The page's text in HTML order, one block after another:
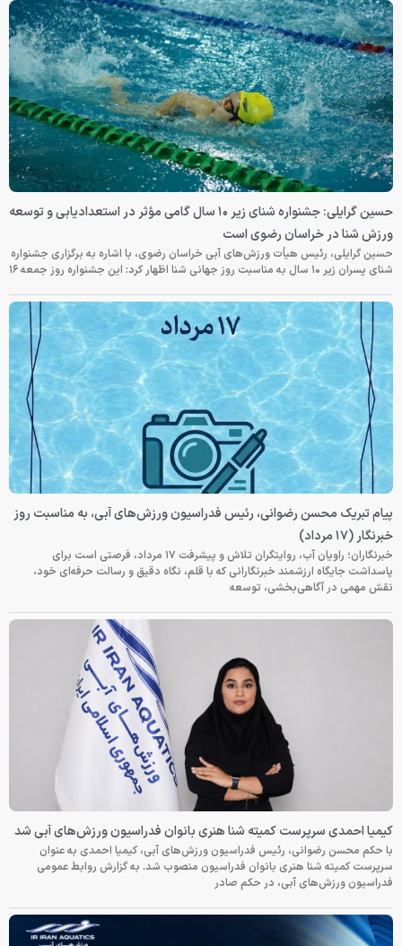
حسین گرایلی: جشنواره شنای زیر ۱۰ سال گامی مؤثر در استعدادیابی و توسعه
ورزش شنا در خراسان رضوی است
حسین گرایلی، رئیس هیأت ورزش‌های آبی خراسان رضوی، با اشاره به برگزاری جشنواره
شنای پسران زیر ۱۰ سال به مناسبت روز جهانی شنا اظهار کرد: این جشنواره روز جمعه‌ ۱۶
پیام تبریک محسن رضوانی، رئیس فدراسیون ورزش‌های آبی، به مناسبت روز
خبرنگار (۱۷ مرداد)
خبرنگاران؛ راویان آب، روایتگران تلاش و پیشرفت ۱۷ مرداد، فرصتی است برای
پاسداشت جایگاه ارزشمند خبرنگارانی که با قلم، نگاه دقیق و رسالت حرفه‌ای خود،
نقش مهمی در آگاهی‌بخشی، توسعه
کیمیا احمدی سرپرست کمیته شنا هنری بانوان فدراسیون ورزش‌های آبی شد
با حکم محسن رضوانی، رئیس فدراسیون ورزش‌های آبی، کیمیا احمدی به عنوان
سرپرست کمیته شنا هنری بانوان فدراسیون منصوب شد. به گزارش روابط عمومی
فدراسیون ورزش‌های آبی، در حکم صادر